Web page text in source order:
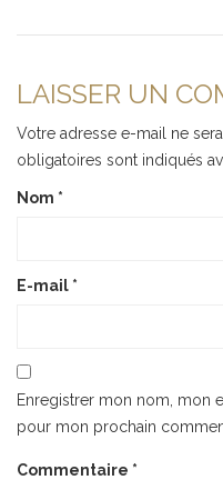
LAISSER UN
Votre adresse e-mail ne
obligatoires sont indiqués
Nom *
E-mail *
Enregistrer mon nom, mon
pour mon prochain
Commentaire *